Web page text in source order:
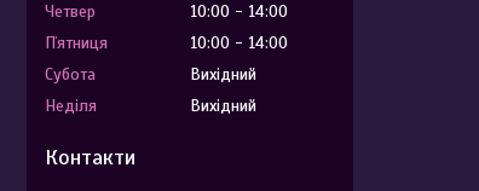
Четвер
10:00
14:00
Пʼятниця
10:00
14:00
Субота
Вихідний
Неділя
Вихідний
Контакти